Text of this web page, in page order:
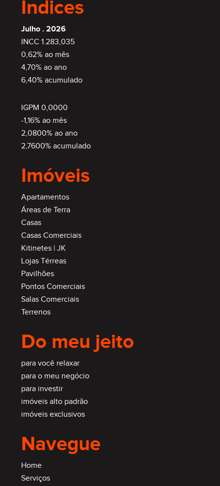
Índices
Julho . 2026
INCC 1.283,035
0,62% ao mês
4,70% ao ano
6,40% acumulado
IGPM 0,0000
-1,16% ao mês
2,0800% ao ano
2,7600% acumulado
Imóveis
Apartamentos
Áreas de Terra
Casas
Casas Comerciais
Kitinetes | JK
Lojas Térreas
Pavilhões
Pontos Comerciais
Salas Comerciais
Terrenos
Do meu jeito
para você relaxar
para o meu negócio
para investir
imóveis alto padrão
imóveis exclusivos
Navegue
Home
Serviços